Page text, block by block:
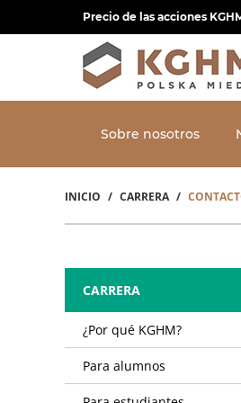
al
Precio de las acciones
Sobre nosotros
Sobrescribir
de
ayuda
la
navegación
INICIO CARRERA
CARRERA
¿Por qué KGHM?
Para alumnos